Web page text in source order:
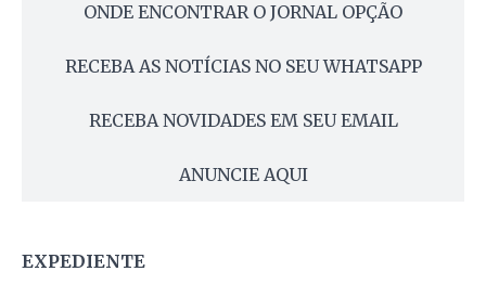
ONDE ENCONTRAR O JORNAL OPÇÃO
RECEBA AS NOTÍCIAS NO SEU WHATSAPP
RECEBA NOVIDADES EM SEU EMAIL
ANUNCIE AQUI
EXPEDIENTE